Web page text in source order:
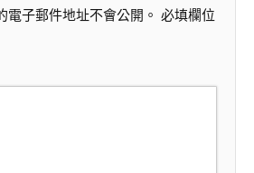
電子郵件地址不會公開。 必填欄位